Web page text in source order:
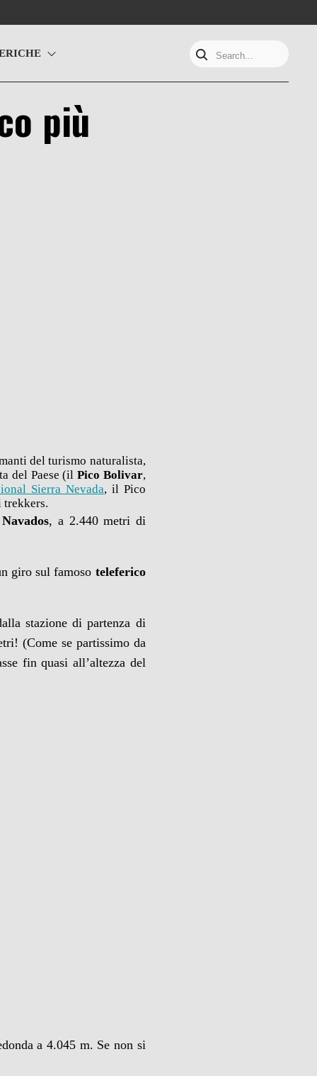
Search...
più
del turismo naturalista,
del Paese (il Pico Bolivar,
Sierra Nevada, il Pico
trekkers.
, a 2.440 metri di
giro sul famoso teleferico
stazione di partenza di
(Come se partissimo da
fin quasi all’altezza del
a 4.045 m. Se non si